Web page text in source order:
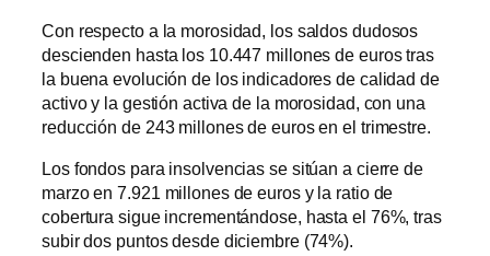
Con respecto a la morosidad, los saldos dudosos
descienden hasta los 10.447 millones de euros tras
la buena evolución de los indicadores de calidad de
activo y la gestión activa de la morosidad, con una
reducción de 243 millones de euros en el trimestre.
Los fondos para insolvencias se sitúan a cierre de
marzo en 7.921 millones de euros y la ratio de
cobertura sigue incrementándose, hasta el 76%, tras
subir dos puntos desde diciembre (74%).